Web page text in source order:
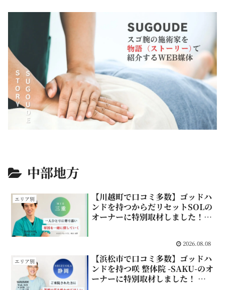
中部地方
エリア別
【川越町で口コミ多数】ゴッドハ
ンドを持つからだリセットSOLの
オーナーに特別取材しました！
2026.08.08
エリア別
【浜松市で口コミ多数】ゴッドハ
ンドを持つ咲 整体院 -SAKU-のオ
ーナーに特別取材しました！